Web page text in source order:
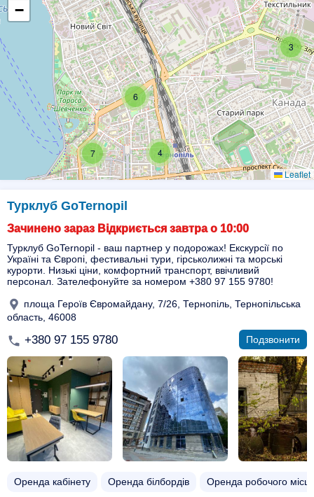
7 4
6
3
−
Leaflet
Турклуб GoTernopil
Зачинено зараз Відкриється завтра о 10:00
Турклуб GoTernopil - ваш партнер у подорожах! Екскурсії по
Україні та Європі, фестивальні тури, гірськолижні та морські
курорти. Низькі ціни, комфортний транспорт, ввічливий
персонал. Зателефонуйте за номером +380 97 155 9780!
площа Героїв Євромайдану, 7/26, Тернопіль, Тернопільська
область, 46008
+380 97 155 9780 Подзвонити
Оренда кабінету Оренда білбордів Оренда робочого